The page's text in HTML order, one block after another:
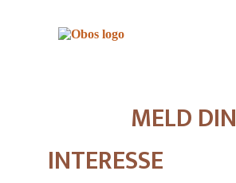
MELD DIN
INTERESSE